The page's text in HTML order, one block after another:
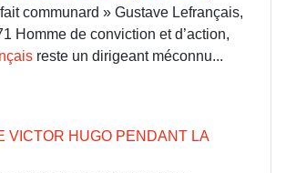
communard » Gustave Lefrançais,
Homme de conviction et d’action,
reste un dirigeant méconnu...
VICTOR HUGO PENDANT LA